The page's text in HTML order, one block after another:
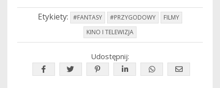
Etykiety: #FANTASY #PRZYGODOWY
FILMY
KINO I TELEWIZJA
Udostępnij: